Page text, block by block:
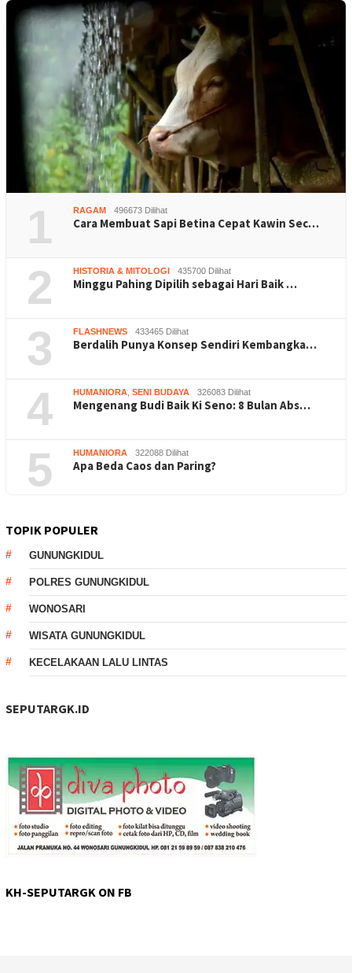
1 RAGAM 496673 Dilihat
Cara Membuat Sapi Betina Cepat Kawin Sec…
2 HISTORIA & MITOLOGI 435700 Dilihat
Minggu Pahing Dipilih sebagai Hari Baik …
3 FLASHNEWS 433465 Dilihat
Berdalih Punya Konsep Sendiri Kembangka…
4 HUMANIORA SENI BUDAYA 326083 Dilihat
Mengenang Budi Baik Ki Seno: 8 Bulan Abs…
5 HUMANIORA 322088 Dilihat
Apa Beda Caos dan Paring?
TOPIK POPULER
GUNUNGKIDUL
POLRES GUNUNGKIDUL
WONOSARI
WISATA GUNUNGKIDUL
KECELAKAAN LALU LINTAS
SEPUTARGK.ID
KH-SEPUTARGK ON FB